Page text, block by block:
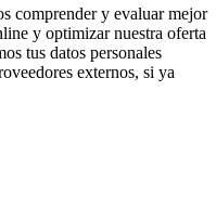
comprender y evaluar mejor
y optimizar nuestra oferta
tus datos personales
externos, si ya